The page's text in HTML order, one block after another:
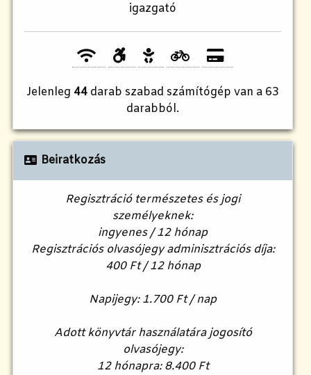
igazgató
Jelenleg 44 darab szabad számítógép van a 63
darabból.
Beiratkozás
Regisztráció természetes és jogi
személyeknek:
ingyenes / 12 hónap
Regisztrációs olvasójegy adminisztrációs díja:
400 Ft / 12 hónap
Napijegy: 1.700 Ft / nap
Adott könyvtár használatára jogosító
olvasójegy:
12 hónapra: 8.400 Ft